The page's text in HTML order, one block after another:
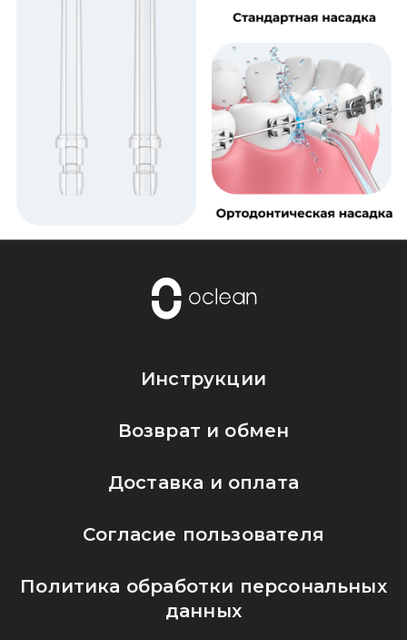
Инструкции
Возврат и обмен
Доставка и оплата
Согласие пользователя
Политика обработки персональных
данных